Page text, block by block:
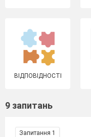
ВІДПОВІДНОСТІ
9 запитань
Запитання 1